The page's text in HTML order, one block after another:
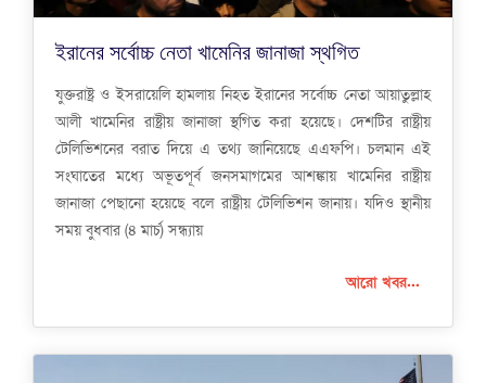
ইরানের সর্বোচ্চ নেতা খামেনির জানাজা স্থগিত
যুক্তরাষ্ট্র ও ইসরায়েলি হামলায় নিহত ইরানের সর্বোচ্চ নেতা আয়াতুল্লাহ
আলী খামেনির রাষ্ট্রীয় জানাজা স্থগিত করা হয়েছে। দেশটির রাষ্ট্রীয়
টেলিভিশনের বরাত দিয়ে এ তথ্য জানিয়েছে এএফপি। চলমান এই
সংঘাতের মধ্যে অভূতপূর্ব জনসমাগমের আশঙ্কায় খামেনির রাষ্ট্রীয়
জানাজা পেছানো হয়েছে বলে রাষ্ট্রীয় টেলিভিশন জানায়। যদিও স্থানীয়
সময় বুধবার (৪ মার্চ) সন্ধ্যায়
আরো খবর...